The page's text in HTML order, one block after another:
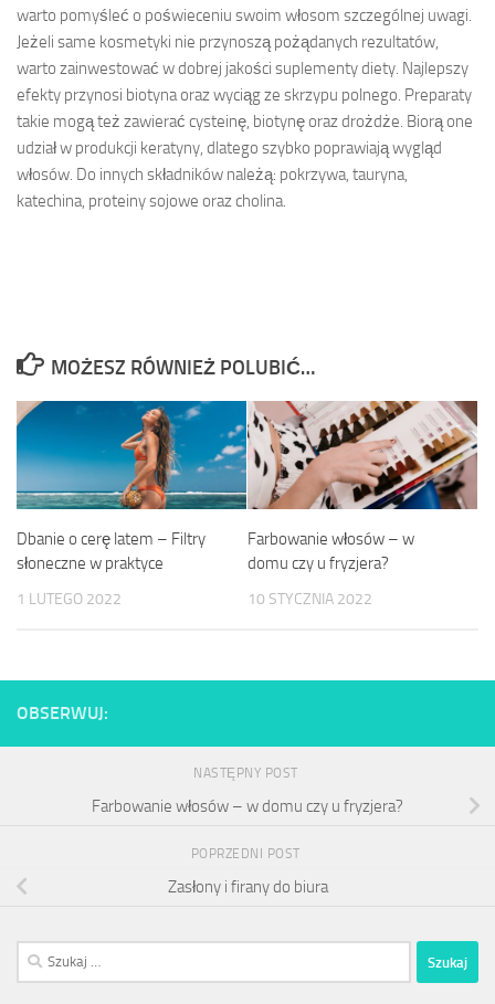
warto pomyśleć o poświeceniu swoim włosom szczególnej uwagi.
Jeżeli same kosmetyki nie przynoszą pożądanych rezultatów,
warto zainwestować w dobrej jakości suplementy diety. Najlepszy
efekty przynosi biotyna oraz wyciąg ze skrzypu polnego. Preparaty
takie mogą też zawierać cysteinę, biotynę oraz drożdże. Biorą one
udział w produkcji keratyny, dlatego szybko poprawiają wygląd
włosów. Do innych składników należą: pokrzywa, tauryna,
katechina, proteiny sojowe oraz cholina.
MOŻESZ RÓWNIEŻ POLUBIĆ…
Dbanie o cerę latem – Filtry
słoneczne w praktyce
1 LUTEGO 2022
Farbowanie włosów – w
domu czy u fryzjera?
10 STYCZNIA 2022
OBSERWUJ:
NASTĘPNY POST
Farbowanie włosów – w domu czy u fryzjera?
POPRZEDNI POST
Zasłony i firany do biura
Szukaj: